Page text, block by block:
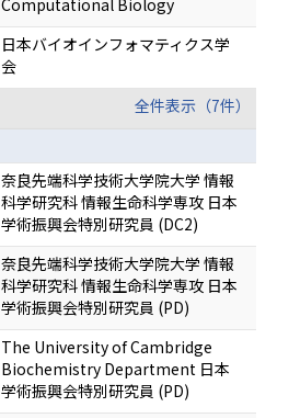
Computational Biology
日本バイオインフォマティクス学
会
全件表示（7件）
奈良先端科学技術大学院大学 情報
科学研究科 情報生命科学専攻 日本
学術振興会特別研究員 (DC2)
奈良先端科学技術大学院大学 情報
科学研究科 情報生命科学専攻 日本
学術振興会特別研究員 (PD)
The University of Cambridge
Biochemistry Department 日本
学術振興会特別研究員 (PD)